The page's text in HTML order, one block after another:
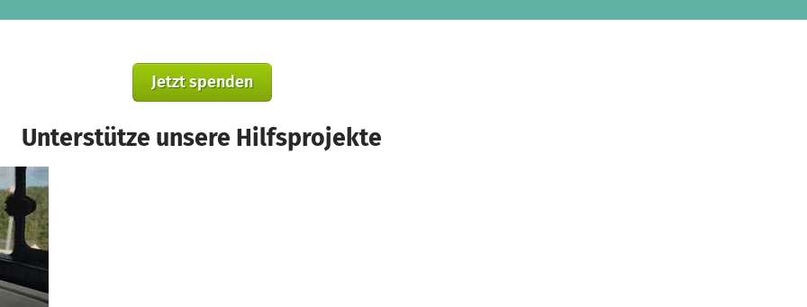
Jetzt spenden
Unterstütze unsere Hilfsprojekte